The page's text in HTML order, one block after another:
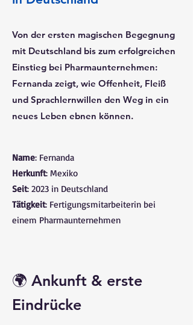
Von der ersten magischen Begegnung
mit Deutschland bis zum erfolgreichen
Einstieg bei Pharmaunternehmen:
Fernanda zeigt, wie Offenheit, Fleiß
und Sprachlernwillen den Weg in ein
neues Leben ebnen können.
Name: Fernanda
Herkunft: Mexiko
Seit: 2023 in Deutschland
Tätigkeit: Fertigungsmitarbeiterin bei
einem Pharmaunternehmen
🌍 Ankunft & erste
Eindrücke